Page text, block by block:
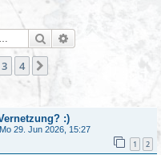
Suche
3 4
:)
Mo 29. Jun 2026, 15:27
1 2